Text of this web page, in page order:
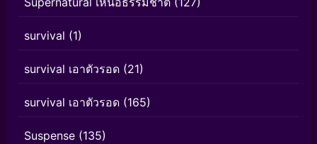
survival (1)
survival เอาตัวรอด (21)
survival เอาตัวรอด (165)
Suspense (135)